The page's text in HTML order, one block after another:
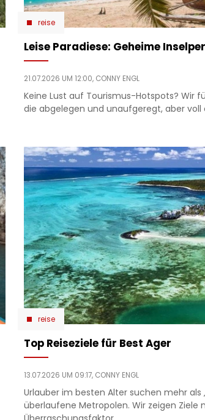
reise
Leise Paradiese: Geheime
21.07.2026 UM 12:00, CONNY ENGL
Keine Lust auf Tourismus-Hotspots? Wir
die abgelegen und unaufgeregt, aber
reise
Top Reiseziele für Best Ager
13.07.2026 UM 09:17, CONNY ENGL
Urlauber im besten Alter suchen mehr als
überlaufene Metropolen. Wir zeigen Ziele